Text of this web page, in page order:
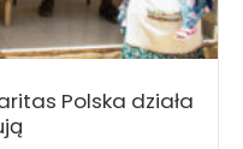
Polska działa